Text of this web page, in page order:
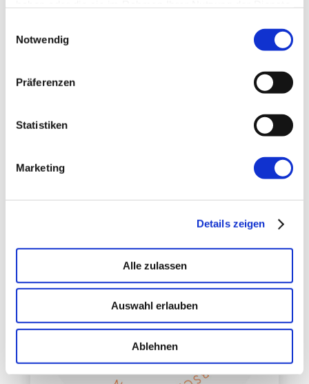
Notwendig
Präferenzen
Statistiken
Marketing
Details zeigen
Alle zulassen
Auswahl erlauben
Ablehnen
← Vorherige: